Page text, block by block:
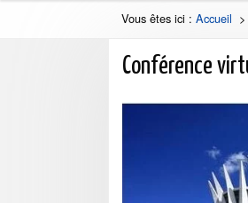
Vous êtes ici : Accueil >
Conférence